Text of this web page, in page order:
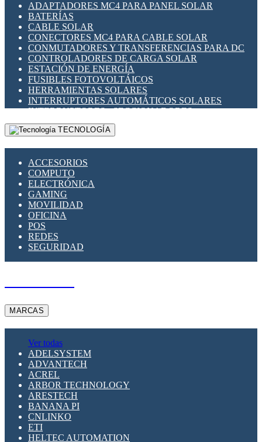
ADAPTADORES MC4 PARA PANEL SOLAR
BATERÍAS
CABLE SOLAR
CONECTORES MC4 PARA CABLE SOLAR
CONMUTADORES Y TRANSFERENCIAS PARA DC
CONTROLADORES DE CARGA SOLAR
ESTACIÓN DE ENERGÍA
FUSIBLES FOTOVOLTÁICOS
HERRAMIENTAS SOLARES
INTERRUPTORES AUTOMÁTICOS SOLARES
INTERRUPTORES - SECCIONADORES
FOTOVOLTÁICOS
MONTAJE PANEL SOLAR
SUPRESOR DE TRANSIENTES SPDS PARA
APLICACIONES FOTOVOLTAICAS
TECNOLOGÍA
ACCESORIOS
COMPUTO
ELECTRÓNICA
GAMING
MOVILIDAD
OFICINA
POS
REDES
SEGURIDAD
MARCAS
Ver todas
ADELSYSTEM
ADVANTECH
ACREL
ARBOR TECHNOLOGY
ARESTECH
BANANA PI
CNLINKO
ETI
HELTEC AUTOMATION